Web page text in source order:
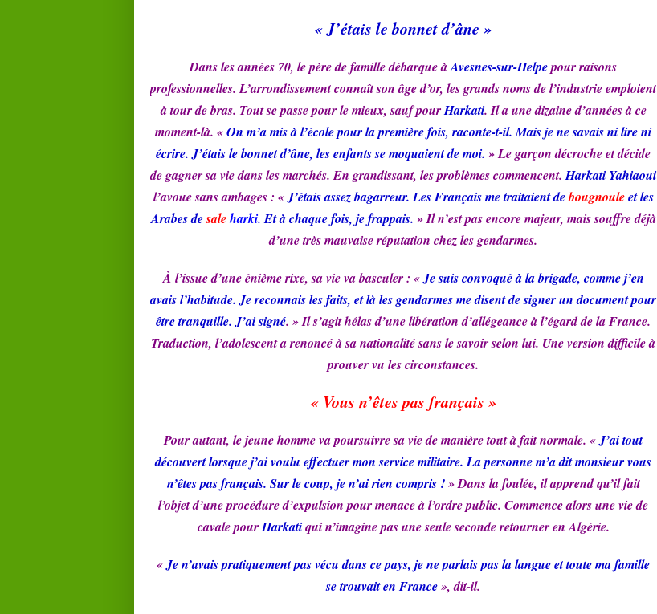
« J’étais le bonnet d’âne »
Dans les années 70, le père de famille débarque àAvesnes-sur-Helpepour raisons
professionnelles. L’arrondissement connaît son âge d’or, les grands noms de l’industrie emploient
à tour de bras. Tout se passe pour le mieux, sauf pourHarkati. Il a une dizaine d’années à ce
moment-là. «On m’a mis à l’école pour la première fois, raconte-t-il. Mais je ne savais ni lire ni
écrire. J’étais le bonnet d’âne, les enfants se moquaient de moi. » Le garçon décroche et décide
de gagner sa vie dans les marchés. En grandissant, les problèmes commencent.Harkati Yahiaoui
l’avoue sans ambages : «J’étais assez bagarreur. Les Français me traitaient debougnouleet les
Arabes desale harki. Et à chaque fois, je frappais. » Il n’est pas encore majeur, mais souffre déjà
d’une très mauvaise réputation chez les gendarmes.
À l’issue d’une énième rixe, sa vie va basculer : «Je suis convoqué à la brigade, comme j’en
avais l’habitude. Je reconnais les faits, et là les gendarmes me disent de signer un document pour
être tranquille. J’ai signé. » Il s’agit hélas d’une libération d’allégeance à l’égard de la France.
Traduction, l’adolescent a renoncé à sa nationalité sans le savoir selon lui. Une version difficile à
prouver vu les circonstances.
« Vous n’êtes pas français »
Pour autant, le jeune homme va poursuivre sa vie de manière tout à fait normale. «J’ai tout
découvert lorsque j’ai voulu effectuer mon service militaire. La personne m’a dit monsieur vous
n’êtes pas français. Sur le coup, je n’ai rien compris !» Dans la foulée, il apprend qu’il fait
l’objet d’une procédure d’expulsion pour menace à l’ordre public. Commence alors une vie de
cavale pourHarkatiqui n’imagine pas une seule seconde retourner en Algérie.
«Je n’avais pratiquement pas vécu dans ce pays, je ne parlais pas la langue et toute ma famille
se trouvait en France», dit-il.